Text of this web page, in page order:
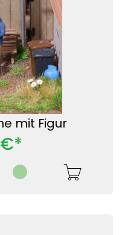
mit Figur